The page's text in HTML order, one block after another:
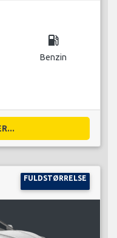
local_gas_station
Benzin
FULDSTØRRELSE